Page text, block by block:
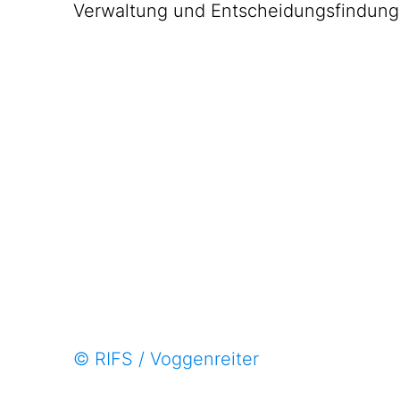
Verwaltung und
© RIFS / Voggenreiter